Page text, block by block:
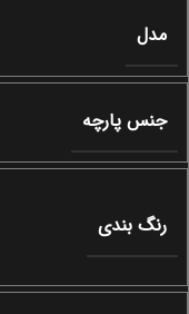
مدل
جنس پارچه
رنگ بندی